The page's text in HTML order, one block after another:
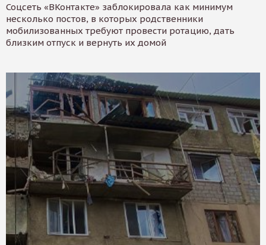
Соцсеть «ВКонтакте» заблокировала как минимум
несколько постов, в которых родственники
мобилизованных требуют провести ротацию, дать
близким отпуск и вернуть их домой